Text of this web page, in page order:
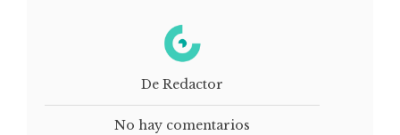
De Redactor
No hay comentarios